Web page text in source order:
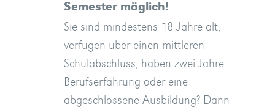
Semester möglich!
Sie sind mindestens 18 Jahre alt,
verfügen über einen mittleren
Schulabschluss, haben zwei Jahre
Berufserfahrung oder eine
abgeschlossene Ausbildung? Dann